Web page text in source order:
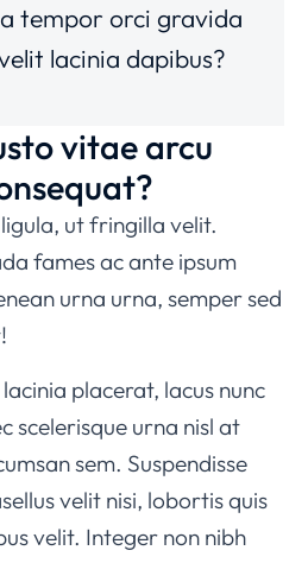
tempor orci gravida
lacinia dapibus?
vitae arcu
ut fringilla velit.
fames ac ante ipsum
urna urna, semper sed
placerat, lacus nunc
scelerisque urna nisl at
sem. Suspendisse
velit nisi, lobortis quis
velit. Integer non nibh